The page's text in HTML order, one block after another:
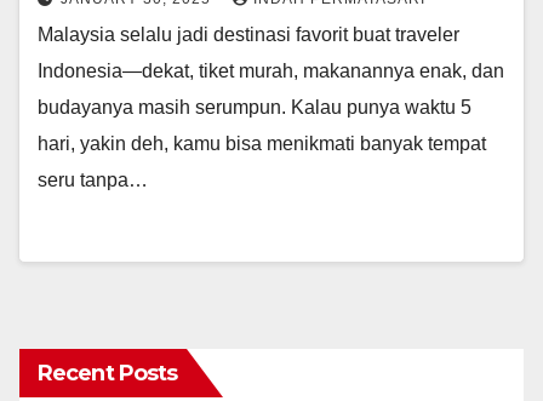
Malaysia selalu jadi destinasi favorit buat traveler
Indonesia—dekat, tiket murah, makanannya enak, dan
budayanya masih serumpun. Kalau punya waktu 5
hari, yakin deh, kamu bisa menikmati banyak tempat
seru tanpa…
Recent Posts